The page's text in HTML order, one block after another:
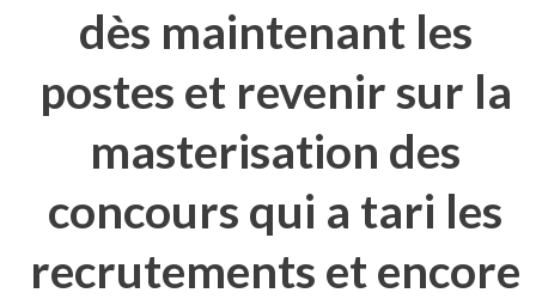
dès maintenant les
postes et revenir sur la
masterisation des
concours qui a tari les
recrutements et encore